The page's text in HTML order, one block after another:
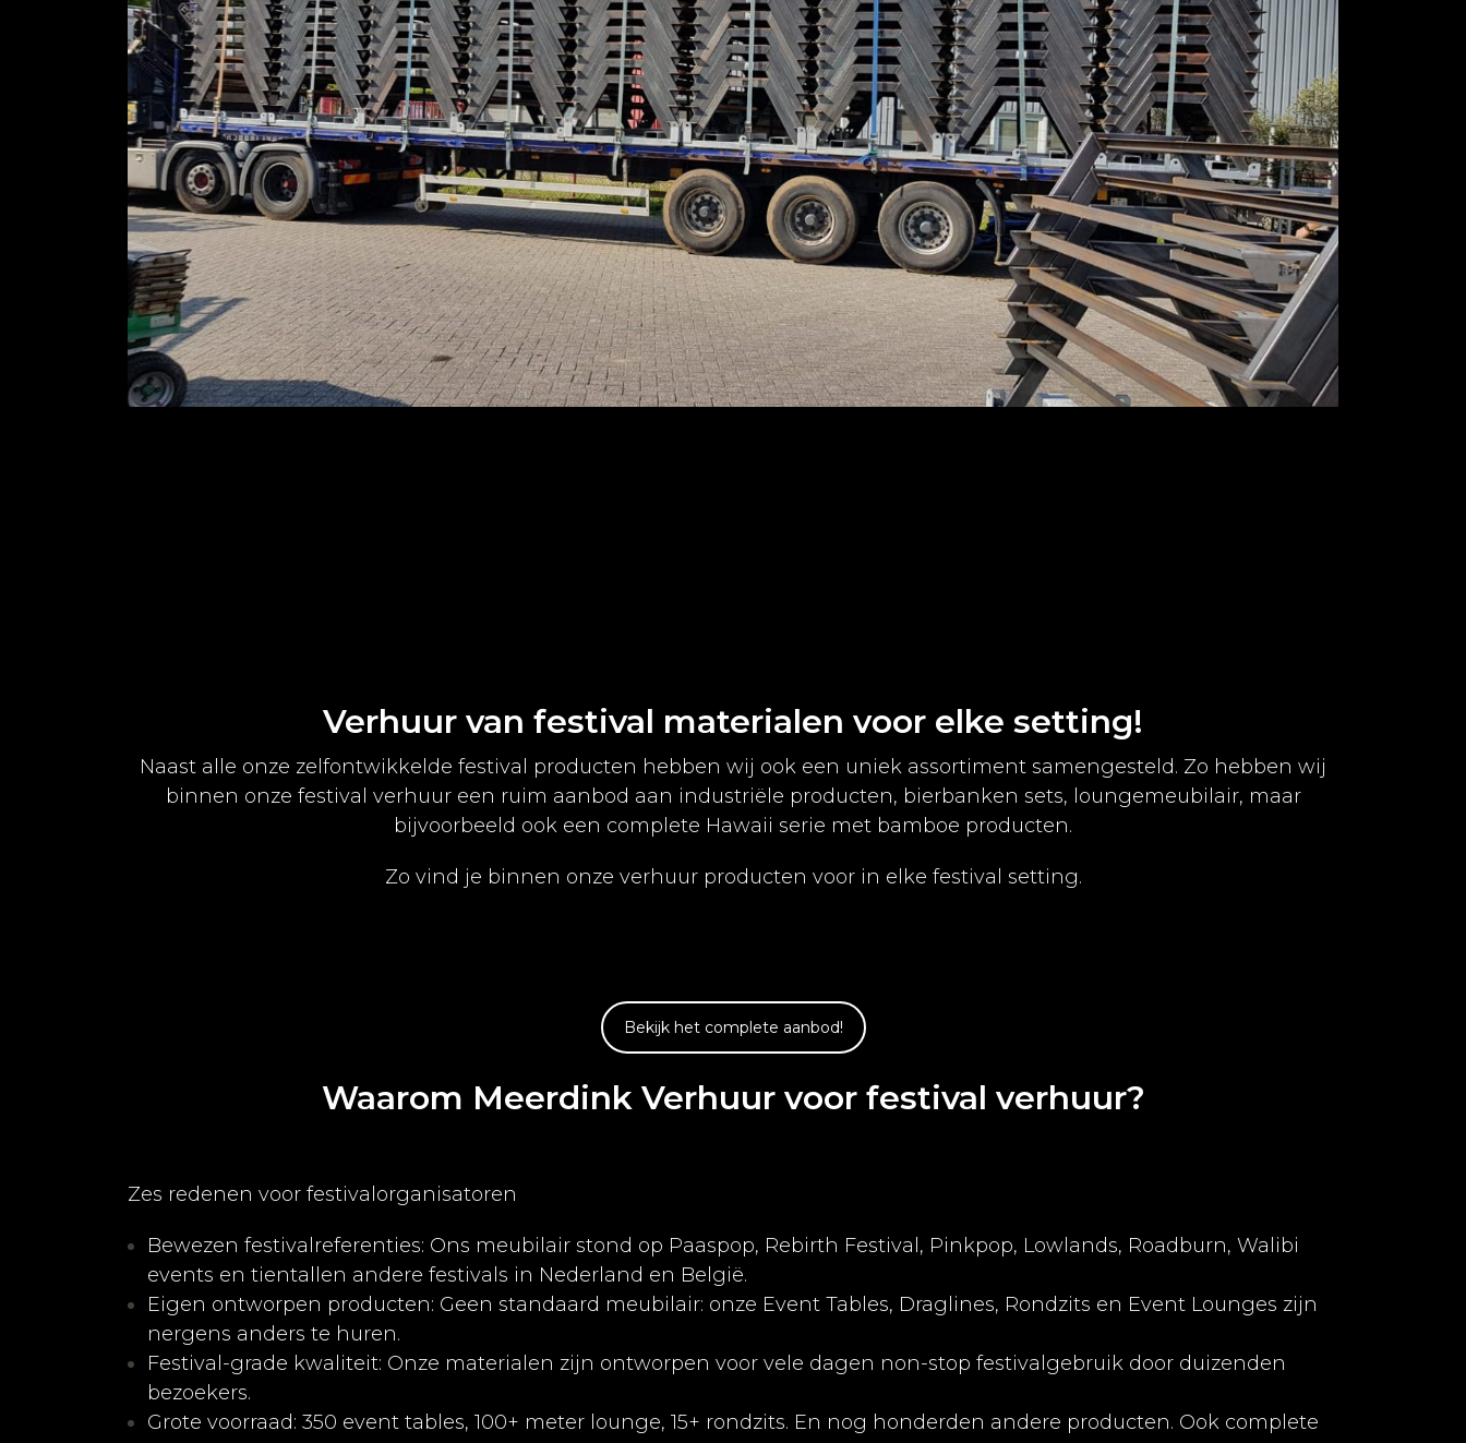
Verhuur van festival materialen voor elke setting!
Naast alle onze zelfontwikkelde festival producten hebben wij ook een uniek assortiment samengesteld. Zo hebben wij
binnen onze festival verhuur een ruim aanbod aan industriële producten, bierbanken sets, loungemeubilair, maar
bijvoorbeeld ook een complete Hawaii serie met bamboe producten.
Zo vind je binnen onze verhuur producten voor in elke festival setting.
Bekijk het complete aanbod!
Waarom Meerdink Verhuur voor festival verhuur?
Zes redenen voor festivalorganisatoren
Bewezen festivalreferenties: Ons meubilair stond op Paaspop, Rebirth Festival, Pinkpop, Lowlands, Roadburn, Walibi
events en tientallen andere festivals in Nederland en België.
Eigen ontworpen producten: Geen standaard meubilair: onze Event Tables, Draglines, Rondzits en Event Lounges zijn
nergens anders te huren.
Festival-grade kwaliteit: Onze materialen zijn ontworpen voor vele dagen non-stop festivalgebruik door duizenden
bezoekers.
Grote voorraad: 350 event tables, 100+ meter lounge, 15+ rondzits. En nog honderden andere producten. Ook complete